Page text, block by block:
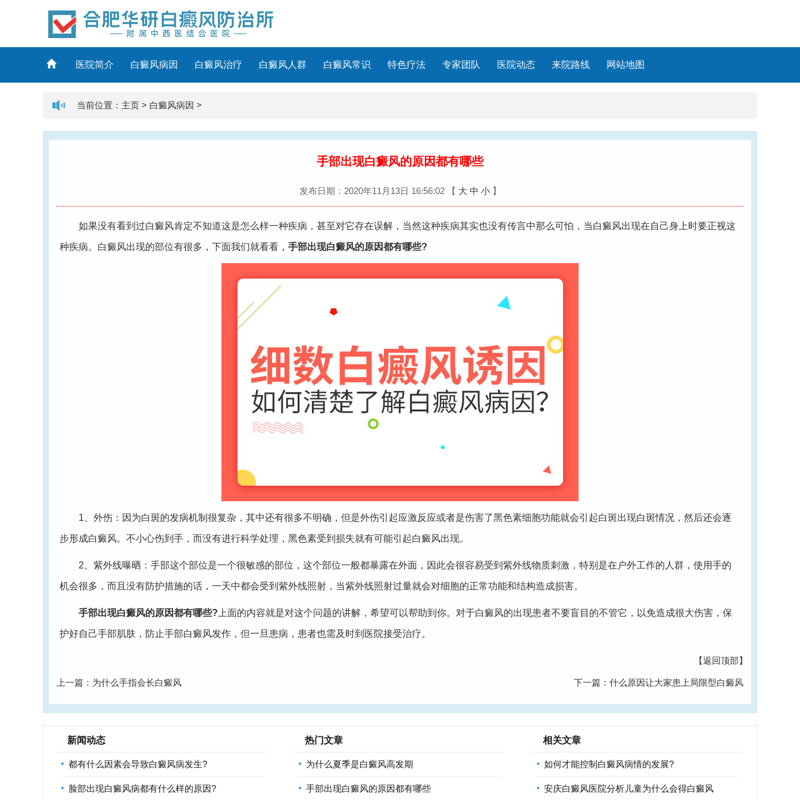
医院简介 白癜风病因 白癜风治疗 白癜风人群 白癜风常识 特色疗法 专家团队 医院动态 来院路线 网站地图
当前位置： 主页 > 白癜风病因 >
手部出现白癜风的原因都有哪些
发布日期：2020年11月13日 16:56:02 【 大 中 小】
如果没有看到过白癜风肯定不知道这是怎么样一种疾病，甚至对它存在误解，当然这种疾病其实也没有传言中那么可怕，当白癜风出现在自己身上时要正视这
种疾病。白癜风出现的部位有很多，下面我们就看看， 手部出现白癜风的原因都有哪些?
1、外伤：因为白斑的发病机制很复杂，其中还有很多不明确，但是外伤引起应激反应或者是伤害了黑色素细胞功能就会引起白斑出现白斑情况，然后还会逐
步形成白癜风。不小心伤到手，而没有进行科学处理，黑色素受到损失就有可能引起白癜风出现。
2、紫外线曝晒：手部这个部位是一个很敏感的部位，这个部位一般都暴露在外面，因此会很容易受到紫外线物质刺激，特别是在户外工作的人群，使用手的
机会很多，而且没有防护措施的话，一天中都会受到紫外线照射，当紫外线照射过量就会对细胞的正常功能和结构造成损害。
手部出现白癜风的原因都有哪些? 上面的内容就是对这个问题的讲解，希望可以帮助到你。对于白癜风的出现患者不要盲目的不管它，以免造成很大伤害，保
护好自己手部肌肤，防止手部白癜风发作，但一旦患病，患者也需及时到医院接受治疗。
【返回顶部】
上一篇： 为什么手指会长白癜风 下一篇： 什么原因让大家患上局限型白癜风
新闻动态
都有什么因素会导致白癜风病发生?
脸部出现白癜风病都有什么样的原因?
热门文章
为什么夏季是白癜风高发期
手部出现白癜风的原因都有哪些
相关文章
如何才能控制白癜风病情的发展?
安庆白癜风医院分析儿童为什么会得白癜风